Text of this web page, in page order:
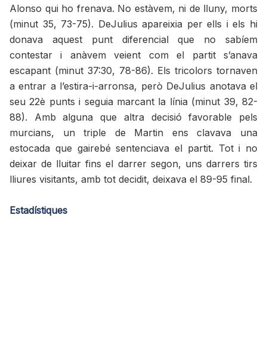
Alonso qui ho frenava. No estàvem, ni de lluny, morts
(minut 35, 73-75). DeJulius apareixia per ells i els hi
donava aquest punt diferencial que no sabíem
contestar i anàvem veient com el partit s’anava
escapant (minut 37:30, 78-86). Els tricolors tornaven
a entrar a l’estira-i-arronsa, però DeJulius anotava el
seu 22è punts i seguia marcant la línia (minut 39, 82-
88). Amb alguna que altra decisió favorable pels
murcians, un triple de Martin ens clavava una
estocada que gairebé sentenciava el partit. Tot i no
deixar de lluitar fins el darrer segon, uns darrers tirs
lliures visitants, amb tot decidit, deixava el 89-95 final.
Estadístiques